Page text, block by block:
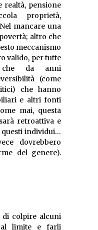
realtà, pensione
proprietà,
mancare una
altro che
meccanismo
valido, per tutte
da anni
(come
che hanno
e altri fonti
mai, questa
retroattiva e
individui…
dovrebbero
di colpire alcuni
limite e farli